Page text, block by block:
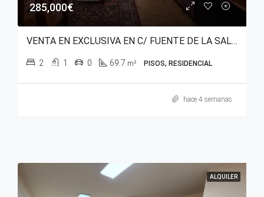
285,000€
VENTA EN EXCLUSIVA EN C/ FUENTE DE LA SALUD – SANTA LUCÍA
2 1 0 69.7 m² PISOS, RESIDENCIAL
hace 4 semanas
ALQUILER